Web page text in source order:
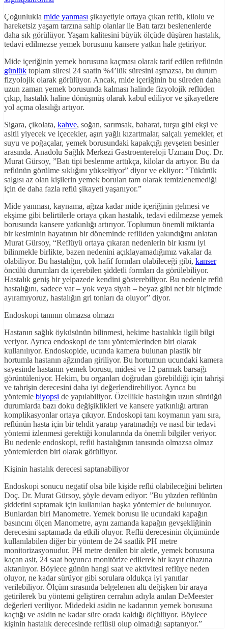
Çoğunlukla mide yanması şikayetiyle ortaya çıkan reflü, kilolu ve
hareketsiz yaşam tarzına sahip olanlar ile Batı tarzı beslenenlerde
daha sık görülüyor. Yaşam kalitesini büyük ölçüde düşüren hastalık,
tedavi edilmezse yemek borusunu kansere yatkın hale getiriyor.
Mide içeriğinin yemek borusuna kaçması olarak tarif edilen reflünün
günlük toplam süresi 24 saatin %4’lük süresini aşmazsa, bu durum
fizyolojik olarak görülüyor. Ancak, mide içeriğinin bu süreden daha
uzun zaman yemek borusunda kalması halinde fizyolojik reflüden
çıkıp, hastalık haline dönüşmüş olarak kabul ediliyor ve şikayetlere
yol açma olasılığı artıyor.
Sigara, çikolata, kahve, soğan, sarımsak, baharat, turşu gibi ekşi ve
asitli yiyecek ve içecekler, aşırı yağlı kızartmalar, salçalı yemekler, et
suyu ve poğaçalar, yemek borusundaki kapakçığı gevşeten besinler
arasında. Anadolu Sağlık Merkezi Gastroentereloji Uzmanı Doç. Dr.
Murat Gürsoy, ”Batı tipi beslenme arttıkça, kilolar da artıyor. Bu da
reflünün görülme sıklığını yükseltiyor” diyor ve ekliyor: “Tükürük
salgısı az olan kişilerin yemek boruları tam olarak temizlenemediği
için de daha fazla reflü şikayeti yaşanıyor.”
Mide yanması, kaynama, ağıza kadar mide içeriğinin gelmesi ve
ekşime gibi belirtilerle ortaya çıkan hastalık, tedavi edilmezse yemek
borusunda kansere yatkınlığı artırıyor. Toplumun önemli miktarda
bir kesiminin hayatının bir döneminde reflüden yakındığını anlatan
Murat Gürsoy, “Reflüyü ortaya çıkaran nedenlerin bir kısmı iyi
bilinmekle birlikte, bazen nedenini açıklayamadığımız vakalar da
olabiliyor. Bu hastalığın, çok hafif formları olabileceği gibi, kanser
öncülü durumları da içerebilen şiddetli formları da görülebiliyor.
Hastalık geniş bir yelpazede kendini gösterebiliyor. Bu nedenle reflü
hastalığını, sadece var – yok veya siyah – beyaz gibi net bir biçimde
ayıramıyoruz, hastalığın gri tonları da oluyor” diyor.
Endoskopi tanının olmazsa olmazı
Hastanın sağlık öyküsünün bilinmesi, hekime hastalıkla ilgili bilgi
veriyor. Ayrıca endoskopi de tanı yöntemlerinden biri olarak
kullanılıyor. Endoskopide, ucunda kamera bulunan plastik bir
hortumla hastanın ağzından giriliyor. Bu hortumun ucundaki kamera
sayesinde hastanın yemek borusu, midesi ve 12 parmak barsağı
görüntüleniyor. Hekim, bu organları doğrudan görebildiği için tahrişi
ve tahrişin derecesini daha iyi değerlendirebiliyor. Ayrıca bu
yöntemle biyopsi de yapılabiliyor. Özellikle hastalığın uzun sürdüğü
durumlarda bazı doku değişiklikleri ve kansere yatkınlığı artıran
komplikasyonlar ortaya çıkıyor. Endoskopi tanı koymanın yanı sıra,
reflünün hasta için bir tehdit yaratıp yaratmadığı ve nasıl bir tedavi
yöntemi izlenmesi gerektiği konularında da önemli bilgiler veriyor.
Bu nedenle endoskopi, reflü hastalığının tanısında olmazsa olmaz
yöntemlerden biri olarak görülüyor.
Kişinin hastalık derecesi saptanabiliyor
Endoskopi sonucu negatif olsa bile kişide reflü olabileceğini belirten
Doç. Dr. Murat Gürsoy, şöyle devam ediyor: ”Bu yüzden reflünün
şiddetini saptamak için kullanılan başka yöntemler de bulunuyor.
Bunlardan biri Manometre. Yemek borusu ile ucundaki kapağın
basıncını ölçen Manometre, aynı zamanda kapağın gevşekliğinin
derecesini saptamada da etkili oluyor. Reflü derecesinin ölçümünde
kullanılabilen diğer bir yöntem de 24 saatlik PH metre
monitorizasyonudur. PH metre denilen bir aletle, yemek borusuna
kaçan asit, 24 saat boyunca monitörize edilerek bir kayıt cihazına
aktarılıyor. Böylece günün hangi saat ve aktivitesi reflüye neden
oluyor, ne kadar sürüyor gibi sorulara oldukça iyi yanıtlar
verilebiliyor. Ölçüm sırasında belgelenen altı değişken bir araya
getirilerek bu yöntemi geliştiren cerrahın adıyla anılan DeMeester
değerleri veriliyor. Midedeki asidin ne kadarının yemek borusuna
kaçtığı ve asidin ne kadar süre orada kaldığı ölçülüyor. Böylece
kişinin hastalık derecesinde reflüsü olup olmadığı saptanıyor.”